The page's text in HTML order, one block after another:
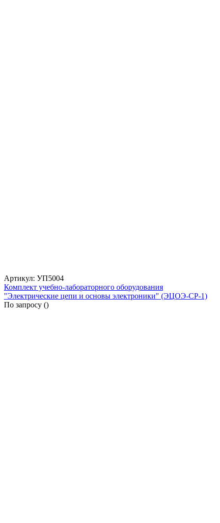
Артикул: УП5004
Комплект учебно-лабораторного оборудования
"Электрические цепи и основы электроники" (ЭЦОЭ-СР-1)
По запросу ()